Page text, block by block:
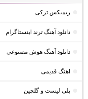
ریمیکس ترکی
دانلود آهنگ ترند اینستاگرام
دانلود آهنگ هوش مصنوعی
اهنگ قدیمی
پلی لیست و گلچین